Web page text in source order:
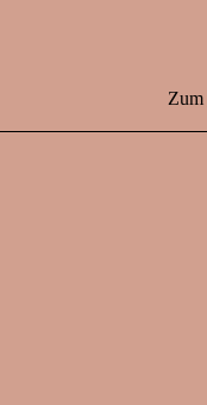
Zum